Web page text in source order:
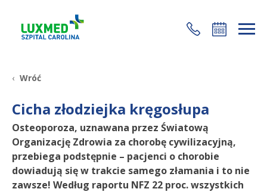
+48 22 35 58 200
Wróć
Cicha złodziejka kręgosłupa
Osteoporoza, uznawana przez Światową
Organizację Zdrowia za chorobę cywilizacyjną,
przebiega podstępnie – pacjenci o chorobie
dowiadują się w trakcie samego złamania i to nie
zawsze! Według raportu NFZ 22 proc. wszystkich